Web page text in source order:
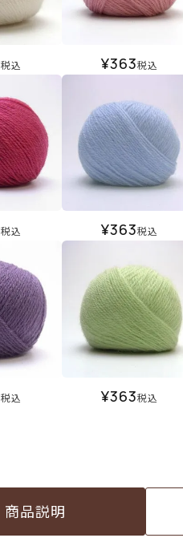
税込 ¥363税込
税込 ¥363税込
税込 ¥363税込
商品説明